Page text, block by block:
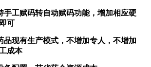
手工赋码转自动赋码功能，增加相应硬
可
品现有生产模式，不增加专人，不增加
成本